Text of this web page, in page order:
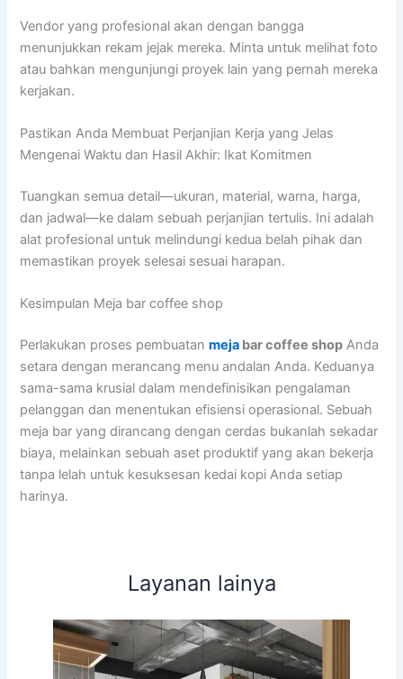
Vendor yang profesional akan dengan bangga
menunjukkan rekam jejak mereka. Minta untuk melihat foto
atau bahkan mengunjungi proyek lain yang pernah mereka
kerjakan.
Pastikan Anda Membuat Perjanjian Kerja yang Jelas
Mengenai Waktu dan Hasil Akhir: Ikat Komitmen
Tuangkan semua detail—ukuran, material, warna, harga,
dan jadwal—ke dalam sebuah perjanjian tertulis. Ini adalah
alat profesional untuk melindungi kedua belah pihak dan
memastikan proyek selesai sesuai harapan.
Kesimpulan Meja bar coffee shop
Perlakukan proses pembuatanmeja bar coffee shop Anda
setara dengan merancang menu andalan Anda. Keduanya
sama-sama krusial dalam mendefinisikan pengalaman
pelanggan dan menentukan efisiensi operasional. Sebuah
meja bar yang dirancang dengan cerdas bukanlah sekadar
biaya, melainkan sebuah aset produktif yang akan bekerja
tanpa lelah untuk kesuksesan kedai kopi Anda setiap
harinya.
Layanan lainya